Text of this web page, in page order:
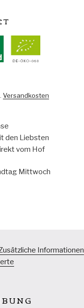
Versandkosten
den Liebsten
vom Hof
Mittwoch
Informationen